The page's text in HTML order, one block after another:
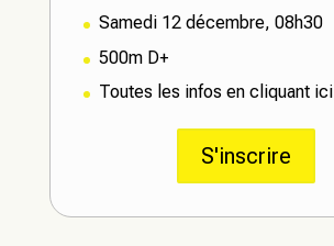
Samedi 12 décembre, 08h30
500m D+
Toutes les infos en cliquant ici
S'inscrire